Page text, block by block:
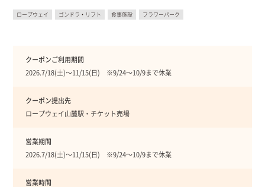
ロープウェイ ゴンドラ・リフト 食事施設 フラワーパーク
クーポンご利用期間
2026.7/18(土)〜11/15(日) ※9/24〜10/9まで休業
クーポン提出先
ロープウェイ山麓駅・チケット売場
営業期間
2026.7/18(土)〜11/15(日) ※9/24〜10/9まで休業
営業時間